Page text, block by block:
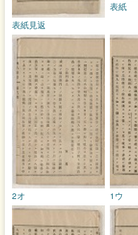
表紙
表紙見返
1ウ
2オ